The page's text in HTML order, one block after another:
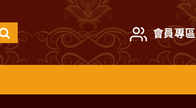
會員專區